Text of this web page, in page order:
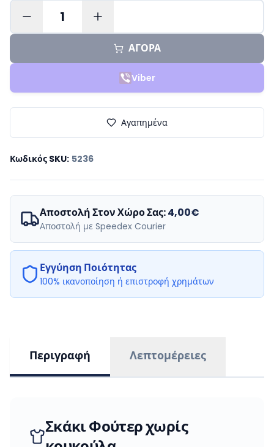
1
ΑΓΟΡΑ
Viber
Αγαπημένα
Κωδικός SKU: 5236
Αποστολή Στον Χώρο Σας:4,00€
Αποστολή με Speedex Courier
Εγγύηση Ποιότητας
100% ικανοποίηση ή επιστροφή χρημάτων
Περιγραφή Λεπτομέρειες
Σκάκι Φούτερ χωρίς